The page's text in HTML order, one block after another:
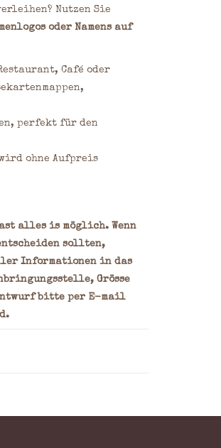
Nutzen Sie
oder Namens auf
Café oder
perfekt für den
ohne Aufpreis
alles is möglich. Wenn
sollten,
Informationen in das
Grösse
bitte per E-mail